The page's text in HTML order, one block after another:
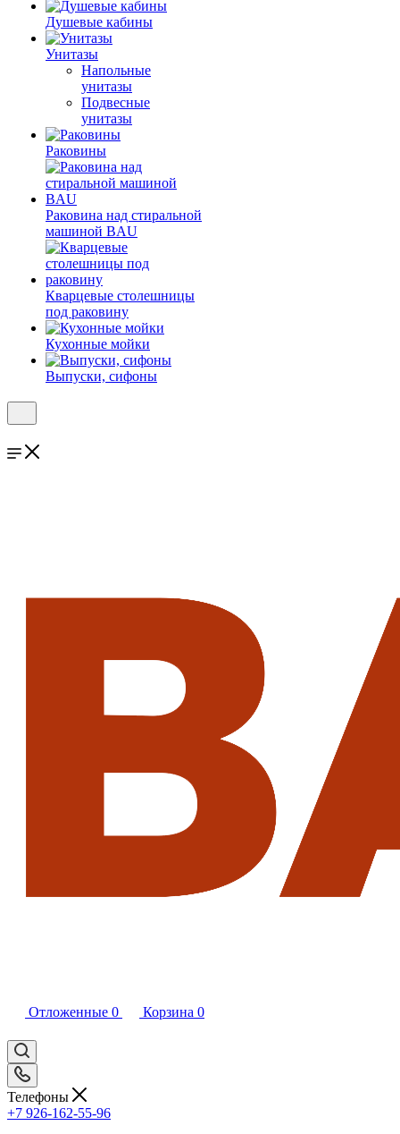
Душевые кабины
Унитазы
Напольные
унитазы
Подвесные
унитазы
Раковины
Раковина над стиральной
машиной BAU
Кварцевые столешницы
под раковину
Кухонные мойки
Выпуски, сифоны
Отложенные 0 Корзина 0
Телефоны
+7 926-162-55-96